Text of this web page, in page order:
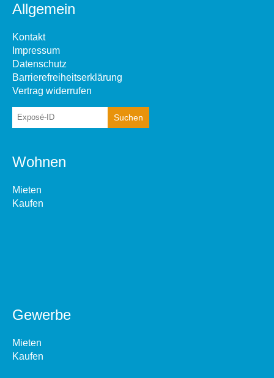
Allgemein
Kontakt
Impressum
Datenschutz
Barrierefreiheitserklärung
Vertrag widerrufen
Wohnen
Mieten
Kaufen
Gewerbe
Mieten
Kaufen